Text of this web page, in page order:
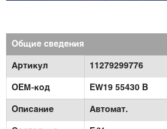
Общие сведения
Артикул 11279299776
OEM-код EW19 55430 B
Описание Автомат.